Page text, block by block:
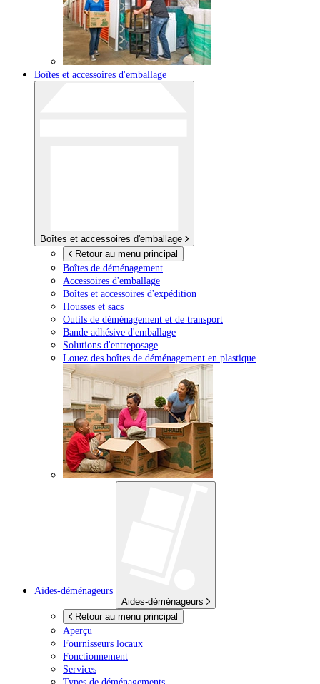
Boîtes et accessoires d'emballage
Boîtes et accessoires d'emballage
Retour au menu principal
Boîtes de déménagement
Accessoires d'emballage
Boîtes et accessoires d'expédition
Housses et sacs
Outils de déménagement et de transport
Bande adhésive d'emballage
Solutions d'entreposage
Louez des boîtes de déménagement en plastique
Aides-déménageurs
Aides-déménageurs
Retour au menu principal
Aperçu
Fournisseurs locaux
Fonctionnement
Services
Types de déménagements